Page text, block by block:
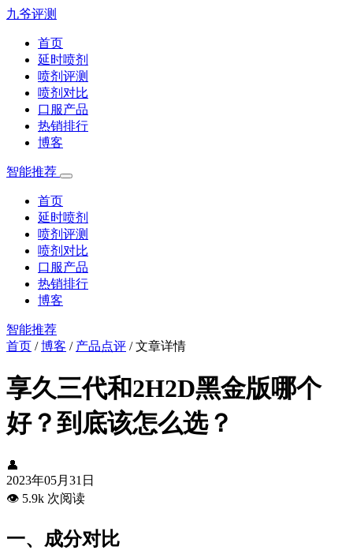
九爷评测
首页
延时喷剂
喷剂评测
喷剂对比
口服产品
热销排行
博客
智能推荐
首页
延时喷剂
喷剂评测
喷剂对比
口服产品
热销排行
博客
智能推荐
首页 /博客 / 产品点评 /文章详情
享久三代和2H2D黑金版哪个
好？到底该怎么选？
👤
2023年05月31日
👁️ 5.9k 次阅读
一、成分对比